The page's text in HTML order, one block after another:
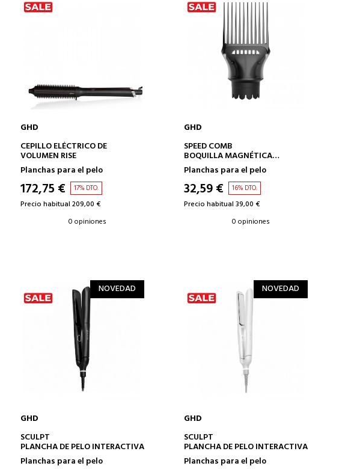
AÑADIR A LA CESTA
GHD
CEPILLO ELÉCTRICO DE
VOLUMEN RISE
Planchas para el pelo
172,75 € 17% DTO.
Precio habitual 209,00 €
0 opiniones
AÑADIR A LA CESTA
GHD
SPEED COMB
BOQUILLA MAGNÉTICA
PROFESIONAL CON PEINE
Planchas para el pelo
32,59 € 16% DTO.
Precio habitual 39,00 €
0 opiniones
NOVEDAD
AÑADIR A LA CESTA
GHD
SCULPT
PLANCHA DE PELO INTERACTIVA
Planchas para el pelo
NOVEDAD
AÑADIR A LA CESTA
GHD
SCULPT
PLANCHA DE PELO INTERACTIVA
Planchas para el pelo